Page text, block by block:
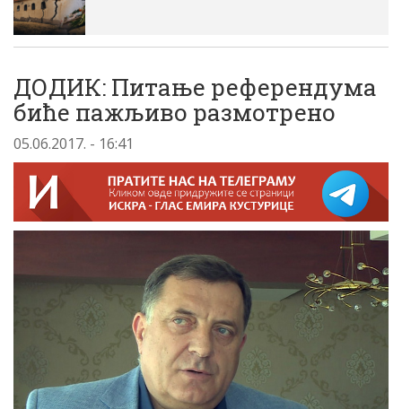
ДОДИК: Питање референдума
биће пажљиво размотрено
05.06.2017. - 16:41